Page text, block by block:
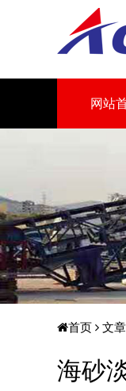
网站
首页 文
海砂